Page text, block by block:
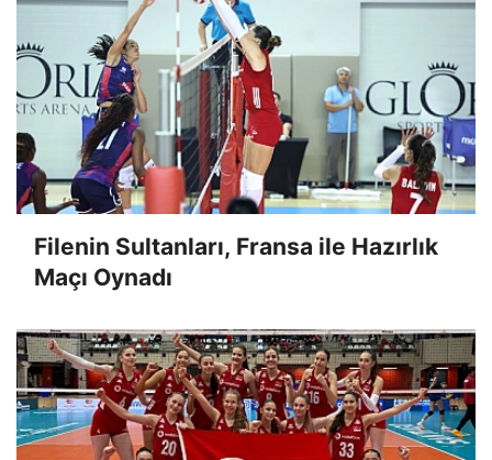
Filenin Sultanları, Fransa ile Hazırlık
Maçı Oynadı